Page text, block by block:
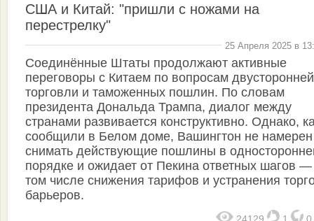
США и Китай: "пришли с ножами на
перестрелку"
25 Апреля 2025 в
Соединённые Штаты продолжают активные
переговоры с Китаем по вопросам двусторонней
торговли и таможенных пошлин. По словам
президента Дональда Трампа, диалог между
странами развивается конструктивно. Однако,
сообщили в Белом доме, Вашингтон не намерен
снимать действующие пошлины в
порядке и ожидает от Пекина ответных шагов
том числе снижения тарифов и устранения
барьеров.